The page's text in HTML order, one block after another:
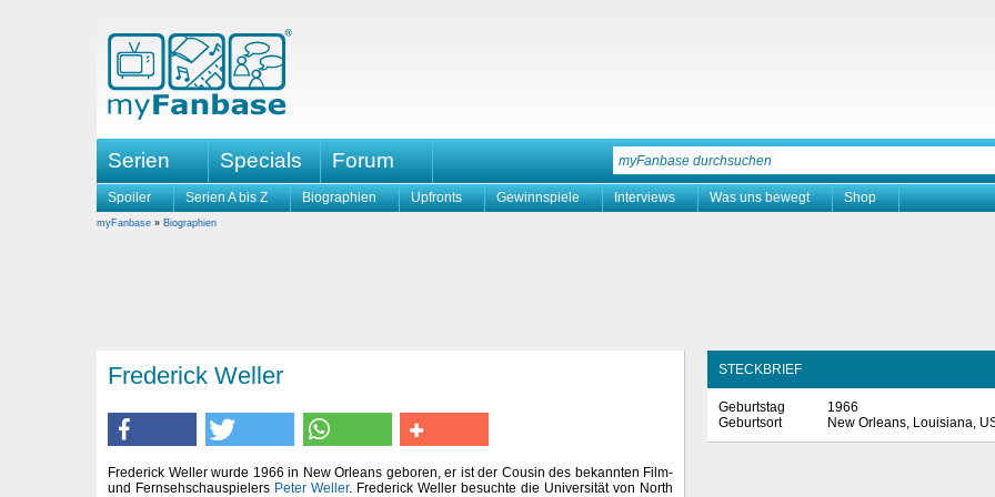
Serien Specials Forum
Spoiler Serien A bis Z Biographien Upfronts Gewinnspiele Interviews Was uns bewegt Shop
myFanbase » Biographien
Frederick Weller
Frederick Weller wurde 1966 in New Orleans geboren, er ist der Cousin des bekannten Film-
und Fernsehschauspielers Peter Weller. Frederick Weller besuchte die Universität von North
STECKBRIEF
Geburtstag
1966
Geburtsort
New Orleans, Louisiana,